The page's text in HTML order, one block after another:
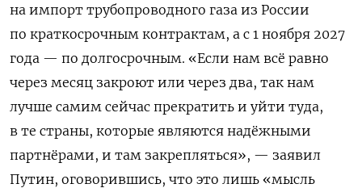
на импорт трубопроводного газа из России
по краткосрочным контрактам, а с 1 ноября 2027
года — по долгосрочным. «Если нам всё равно
через месяц закроют или через два, так нам
лучше самим сейчас прекратить и уйти туда,
в те страны, которые являются надёжными
партнёрами, и там закрепляться», — заявил
Путин, оговорившись, что это лишь «мысль